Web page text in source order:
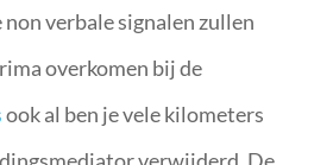
non verbale signalen zullen
overkomen bij de
ook al ben je vele kilometers